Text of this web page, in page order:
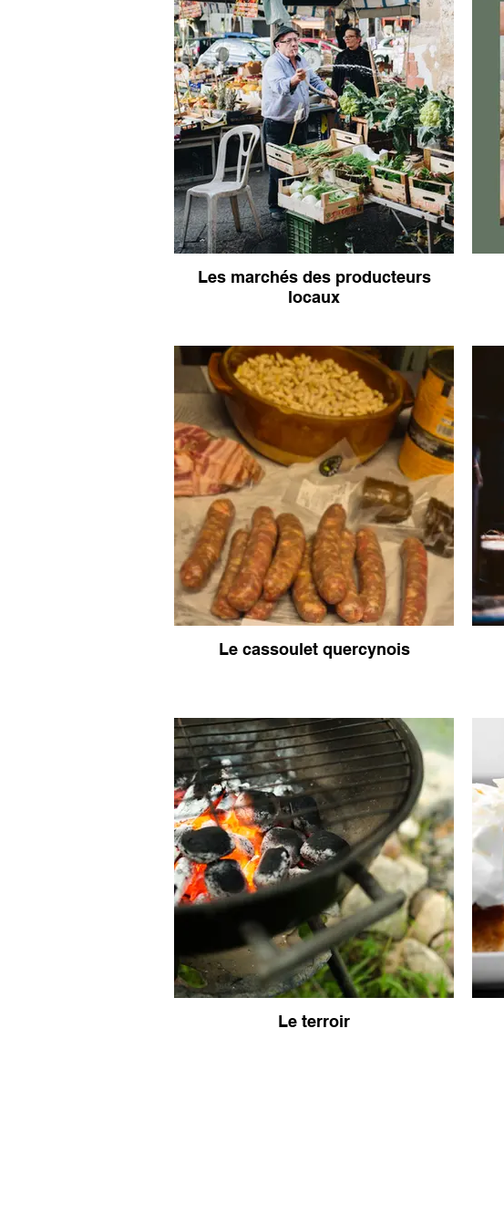
Les marchés des producteurs
locaux
Le cassoulet quercynois
Le terroir